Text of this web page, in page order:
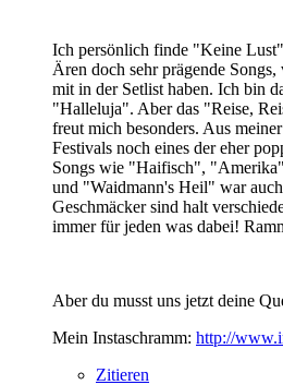
Ich persönlich finde "Keine
Ären doch sehr prägende Songs,
mit in der Setlist haben. Ich bin
"Halleluja". Aber das "Reise,
freut mich besonders. Aus
Festivals noch eines der eher
Songs wie "Haifisch",
und "Waidmann's Heil" war
Geschmäcker sind halt
immer für jeden was dabei!
Aber du musst uns jetzt deine
Mein Instaschramm: http://
Zitieren